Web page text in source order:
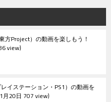
方Project）の動画を楽しもう！
view
イステーション・PS1）の動画を
月20日 707 view